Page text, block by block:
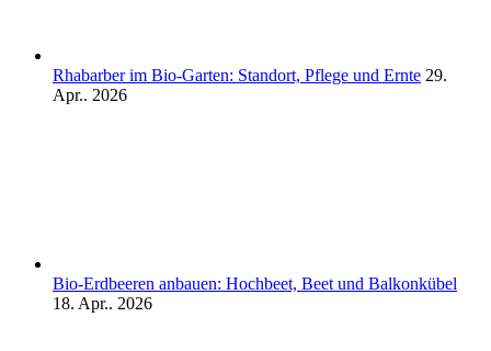
Rhabarber im Bio-Garten: Standort, Pflege und Ernte 29.
Apr.. 2026
Bio-Erdbeeren anbauen: Hochbeet, Beet und Balkonkübel
18. Apr.. 2026